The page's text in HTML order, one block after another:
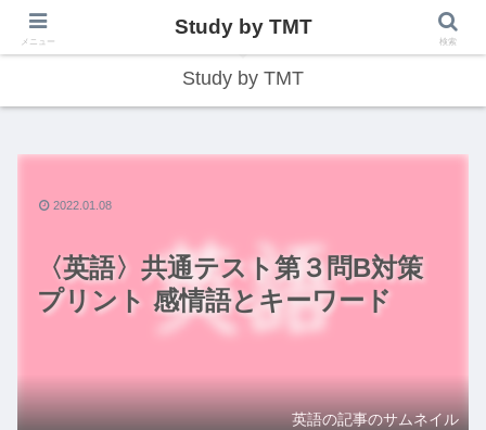
総合型学習サイト
Study by TMT
〈英語〉共通テスト第３問B対策
プリント 感情語とキーワード
英語の記事のサムネイル
2022.01.08
メニュー
Study by TMT
検索